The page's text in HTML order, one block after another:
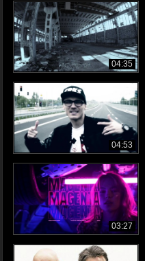
04:35
04:53
03:27